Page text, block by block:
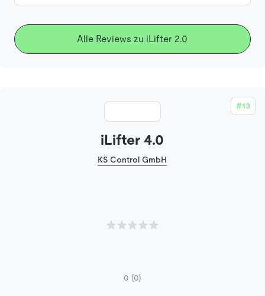
Alle Reviews zu iLifter 2.0
#13
iLifter 4.0
KS Control GmbH
0 (0)